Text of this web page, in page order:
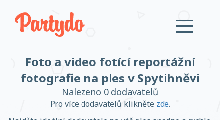
Přihlásit se
Založit účet
Foto a video fotící reportážní
fotografie na ples v Spytihněvi
Nalezeno 0 dodavatelů
Pro více dodavatelů klikněte zde.